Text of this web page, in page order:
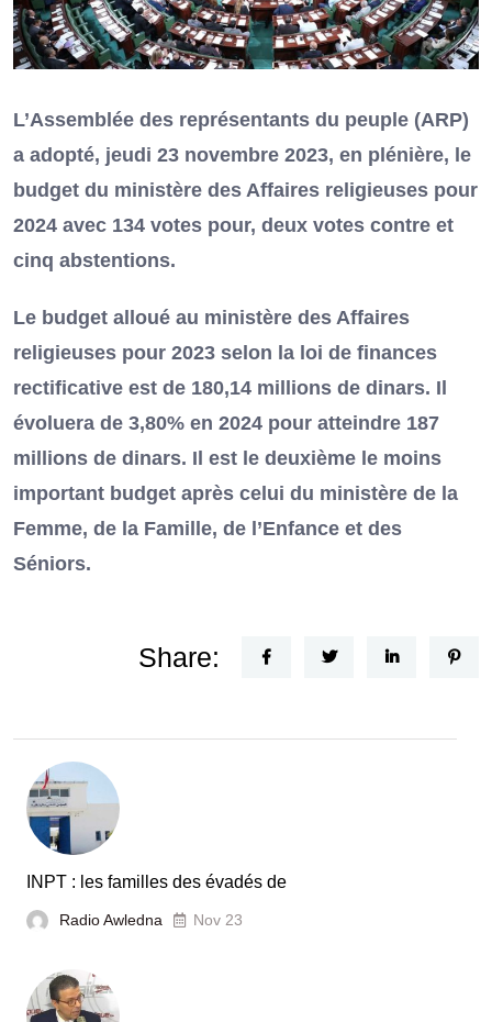
L’Assemblée des représentants du peuple (ARP)
a adopté, jeudi 23 novembre 2023, en plénière, le
budget du ministère des Affaires religieuses pour
2024 avec 134 votes pour, deux votes contre et
cinq abstentions.
Le budget alloué au ministère des Affaires
religieuses pour 2023 selon la loi de finances
rectificative est de 180,14 millions de dinars. Il
évoluera de 3,80% en 2024 pour atteindre 187
millions de dinars. Il est le deuxième le moins
important budget après celui du ministère de la
Femme, de la Famille, de l’Enfance et des
Séniors.
Share:
INPT : les familles des évadés de
Radio Awledna Nov 23